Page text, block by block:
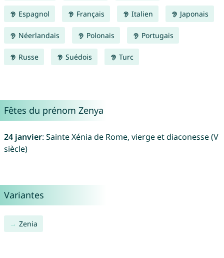
Espagnol Français Italien Japonais
Néerlandais Polonais Portugais
Russe Suédois Turc
Fêtes du prénom Zenya
24 janvier: Sainte Xénia de Rome, vierge et diaconesse (V
siècle)
Variantes
Zenia